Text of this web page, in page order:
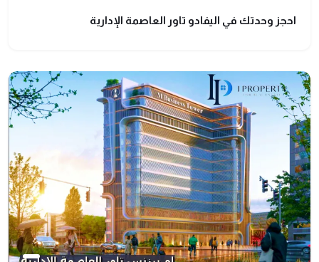
احجز وحدتك في اليفادو تاور العاصمة الإدارية